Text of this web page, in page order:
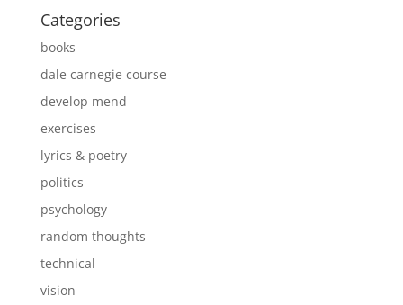
Categories
books
dale carnegie course
develop mend
exercises
lyrics & poetry
politics
psychology
random thoughts
technical
vision